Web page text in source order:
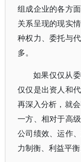
组成企业的各方
关系呈现的现实
种权力、委托与
多。
如果仅仅从
仅仅是出资人和
再深入分析，就
一方、相对于高
公司绩效、运作
力制衡、利益平